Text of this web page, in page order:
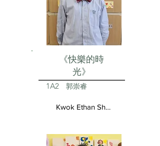
《快樂的時
光》
1A2 郭崇睿
Kwok Ethan Shun Yui